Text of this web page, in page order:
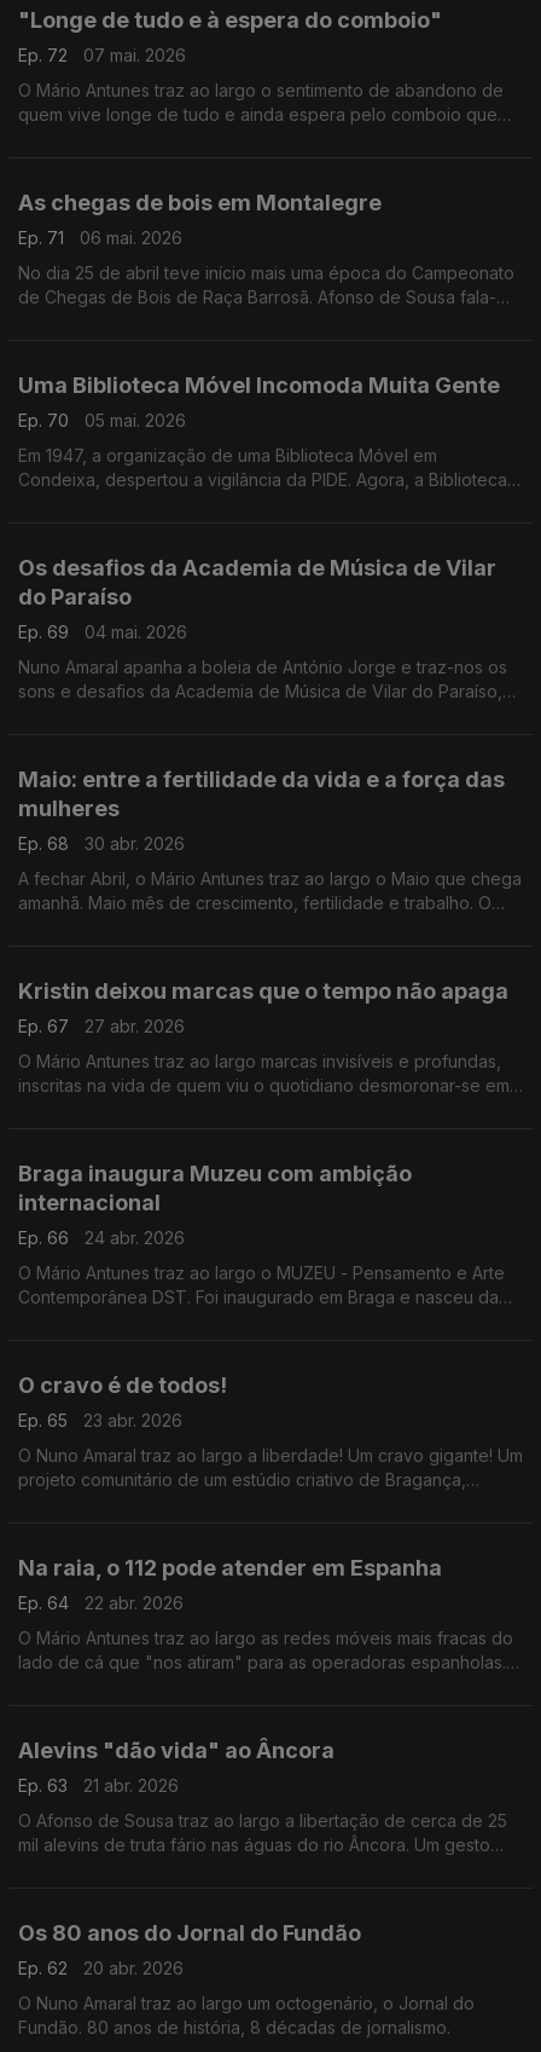
"Longe de tudo e à espera do comboio"
Ep. 72
07 mai. 2026
O Mário Antunes traz ao largo o sentimento de abandono de
quem vive longe de tudo e ainda espera pelo comboio que
As chegas de bois em Montalegre
Ep. 71
06 mai. 2026
No dia 25 de abril teve início mais uma época do Campeonato
de Chegas de Bois de Raça Barrosã. Afonso de Sousa fala-
Uma Biblioteca Móvel Incomoda Muita Gente
Ep. 70
05 mai. 2026
Em 1947, a organização de uma Biblioteca Móvel em
Condeixa, despertou a vigilância da PIDE. Agora, a Biblioteca
Os desafios da Academia de Música de Vilar
do Paraíso
Ep. 69
04 mai. 2026
Nuno Amaral apanha a boleia de António Jorge e traz-nos os
sons e desafios da Academia de Música de Vilar do Paraíso,
Maio: entre a fertilidade da vida e a força das
mulheres
Ep. 68
30 abr. 2026
A fechar Abril, o Mário Antunes traz ao largo o Maio que chega
amanhã. Maio mês de crescimento, fertilidade e trabalho. O
Kristin deixou marcas que o tempo não apaga
Ep. 67
27 abr. 2026
O Mário Antunes traz ao largo marcas invisíveis e profundas,
inscritas na vida de quem viu o quotidiano desmoronar-se em
Braga inaugura Muzeu com ambição
internacional
Ep. 66
24 abr. 2026
O Mário Antunes traz ao largo o MUZEU - Pensamento e Arte
Contemporânea DST. Foi inaugurado em Braga e nasceu da
O cravo é de todos!
Ep. 65
23 abr. 2026
O Nuno Amaral traz ao largo a liberdade! Um cravo gigante! Um
projeto comunitário de um estúdio criativo de Bragança,
Na raia, o 112 pode atender em Espanha
Ep. 64
22 abr. 2026
O Mário Antunes traz ao largo as redes móveis mais fracas do
lado de cá que "nos atiram" para as operadoras espanholas.
Alevins "dão vida" ao Âncora
Ep. 63
21 abr. 2026
O Afonso de Sousa traz ao largo a libertação de cerca de 25
mil alevins de truta fário nas águas do rio Âncora. Um gesto
Os 80 anos do Jornal do Fundão
Ep. 62
20 abr. 2026
O Nuno Amaral traz ao largo um octogenário, o Jornal do
Fundão. 80 anos de história, 8 décadas de jornalismo.